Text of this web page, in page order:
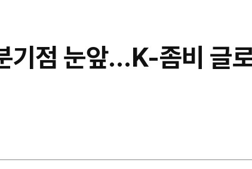
기점 눈앞…K-좀비 글로